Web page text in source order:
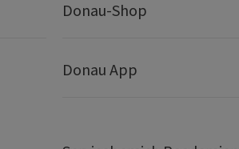
Donau-Shop
Donau App